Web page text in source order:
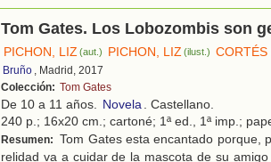
Tom Gates. Los Lobozombis son
PICHON, LIZ(aut.) PICHON, LIZ(ilust.) CORTÉS
Bruño , Madrid, 2017
Colección: Tom Gates
De 10 a 11 años. Novela. Castellano.
240 p.; 16x20 cm.; cartoné; 1ª ed., 1ª imp.;
Resumen: Tom Gates esta encantado porque,
relidad va a cuidar de la mascota de su